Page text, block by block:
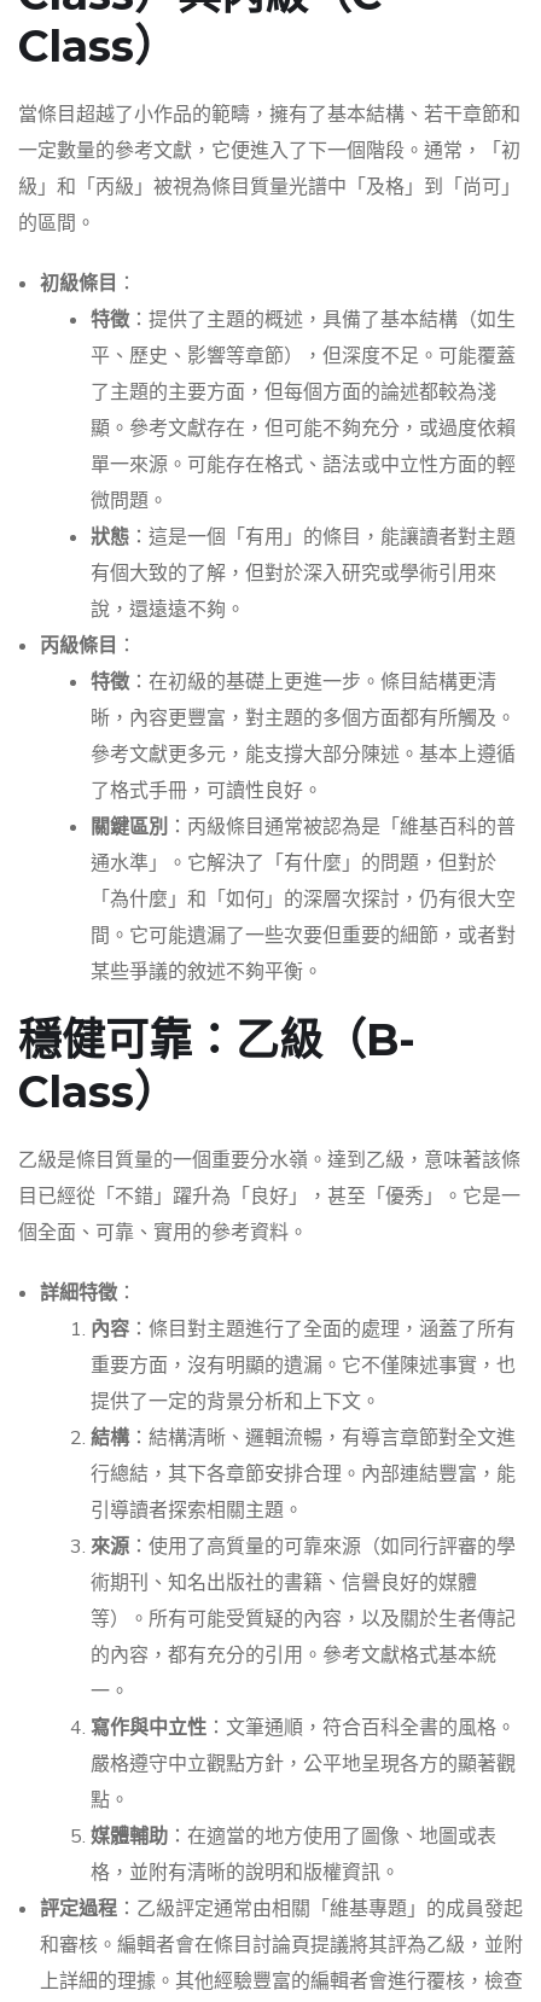
Class）
當條目超越了小作品的範疇，擁有了基本結構、若干章節和
一定數量的參考文獻，它便進入了下一個階段。通常，「初
級」和「丙級」被視為條目質量光譜中「及格」到「尚可」
的區間。
初級條目 ：
特徵：提供了主題的概述，具備了基本結構（如生
平、歷史、影響等章節），但深度不足。可能覆蓋
了主題的主要方面，但每個方面的論述都較為淺
顯。參考文獻存在，但可能不夠充分，或過度依賴
單一來源。可能存在格式、語法或中立性方面的輕
微問題。
狀態 ：這是一個「有用」的條目，能讓讀者對主題
有個大致的了解，但對於深入研究或學術引用來
說，還遠遠不夠。
丙級條目 ：
特徵：在初級的基礎上更進一步。條目結構更清
晰，內容更豐富，對主題的多個方面都有所觸及。
參考文獻更多元，能支撐大部分陳述。基本上遵循
了格式手冊，可讀性良好。
關鍵區別 ：丙級條目通常被認為是「維基百科的普
通水準」。它解決了「有什麼」的問題，但對於
「為什麼」和「如何」的深層次探討，仍有很大空
間。它可能遺漏了一些次要但重要的細節，或者對
某些爭議的敘述不夠平衡。
穩健可靠：乙級（B-
Class）
乙級是條目質量的一個重要分水嶺。達到乙級，意味著該條
目已經從「不錯」躍升為「良好」，甚至「優秀」。它是一
個全面、可靠、實用的參考資料。
詳細特徵：
內容 ：條目對主題進行了全面的處理，涵蓋了所有
重要方面，沒有明顯的遺漏。它不僅陳述事實，也
提供了一定的背景分析和上下文。
結構：結構清晰、邏輯流暢，有導言章節對全文進
行總結，其下各章節安排合理。內部連結豐富，能
引導讀者探索相關主題。
來源 ：使用了高質量的可靠來源（如同行評審的學
術期刊、知名出版社的書籍、信譽良好的媒體
等）。所有可能受質疑的內容，以及關於生者傳記
的內容，都有充分的引用。參考文獻格式基本統
一。
寫作與中立性 ：文筆通順，符合百科全書的風格。
嚴格遵守中立觀點方針，公平地呈現各方的顯著觀
點。
媒體輔助 ：在適當的地方使用了圖像、地圖或表
格，並附有清晰的說明和版權資訊。
評定過程 ：乙級評定通常由相關「維基專題」的成員發起
和審核。編輯者會在條目討論頁提議將其評為乙級，並附
上詳細的理據。其他經驗豐富的編輯者會進行覆核，檢查